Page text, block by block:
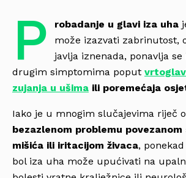
P robadanje u glavi iza uha
može izazvati zabrinutost,
javlja iznenada, ponavlja
drugim simptomima poput
zujanja u ušima ili poremećaja
Iako je u mnogim slučajevima riječ o
bezazlenom problemu
mišića ili iritacijom živaca,
bol iza uha može upućivati na